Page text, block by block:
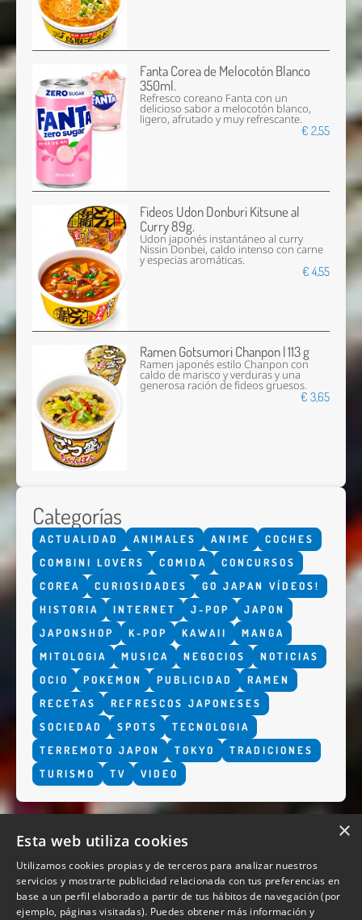
Fanta Corea de Melocotón Blanco
350ml.
Refresco coreano Fanta con un
delicioso sabor a melocotón blanco,
ligero, afrutado y muy refrescante.
€ 2,55
Fideos Udon Donburi Kitsune al
Curry 89g.
Udon japonés instantáneo al curry
Nissin Donbei, caldo intenso con carne
y especias aromáticas.
€ 4,55
Ramen Gotsumori Chanpon | 113 g
Ramen japonés estilo Chanpon con
caldo de marisco y verduras y una
generosa ración de fideos gruesos.
€ 3,65
Categorías
ACTUALIDAD ANIMALES ANIME
COCHES
COMBINI LOVERS
COMIDA
CONCURSOS
COREA
CURIOSIDADES
GO JAPAN VÍDEOS!
HISTORIA
INTERNET J-POP
JAPON
JAPONSHOP
K-POP KAWAII
MANGA
MITOLOGIA
MUSICA NEGOCIOS
NOTICIAS
OCIO
POKEMON PUBLICIDAD
RAMEN
RECETAS
REFRESCOS JAPONESES
SOCIEDAD
SPOTS
TECNOLOGIA
TERREMOTO JAPON
TOKYO
TRADICIONES
TURISMO
TV VIDEO
QUIENES SOMOS
×
Esta web utiliza cookies
Utilizamos cookies propias y de terceros para analizar nuestros
servicios y mostrarte publicidad relacionada con tus preferencias en
base a un perfil elaborado a partir de tus hábitos de navegación (por
ejemplo, páginas visitadas). Puedes obtener más información y